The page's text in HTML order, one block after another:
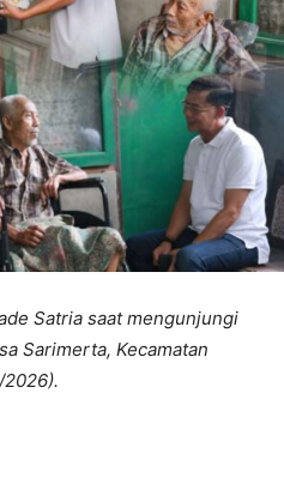
Satria saat mengunjungi
Sarimerta, Kecamatan
2026).